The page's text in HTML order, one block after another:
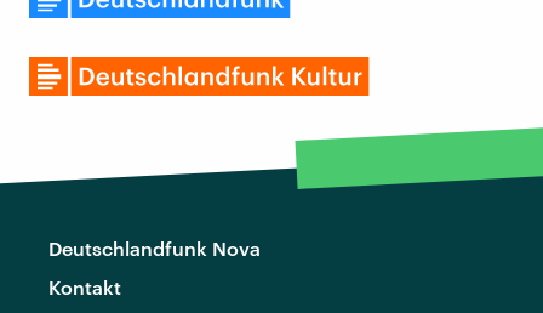
Deutschlandfunk Nova
Kontakt